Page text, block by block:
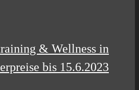
& Wellness in
bis 15.6.2023